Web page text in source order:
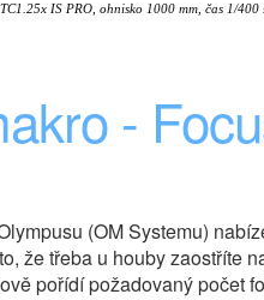
IS PRO, ohnisko 1000 mm, čas 1/
-
(OM Systemu)
že třeba u houby zaostříte
pořídí požadovaný počet